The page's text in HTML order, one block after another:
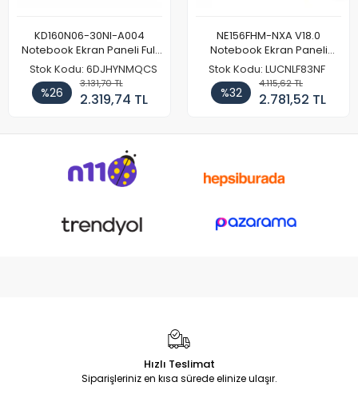
KD160N06-30NI-A004
Notebook Ekran Paneli Full
HD
Stok Kodu: 6DJHYNMQCS
%26
3.131,70 TL
2.319,74 TL
NE156FHM-NXA V18.0
Notebook Ekran Paneli
144Hz
Stok Kodu: LUCNLF83NF
%32
4.115,62 TL
2.781,52 TL
Hızlı Teslimat
Siparişleriniz en kısa sürede elinize ulaşır.